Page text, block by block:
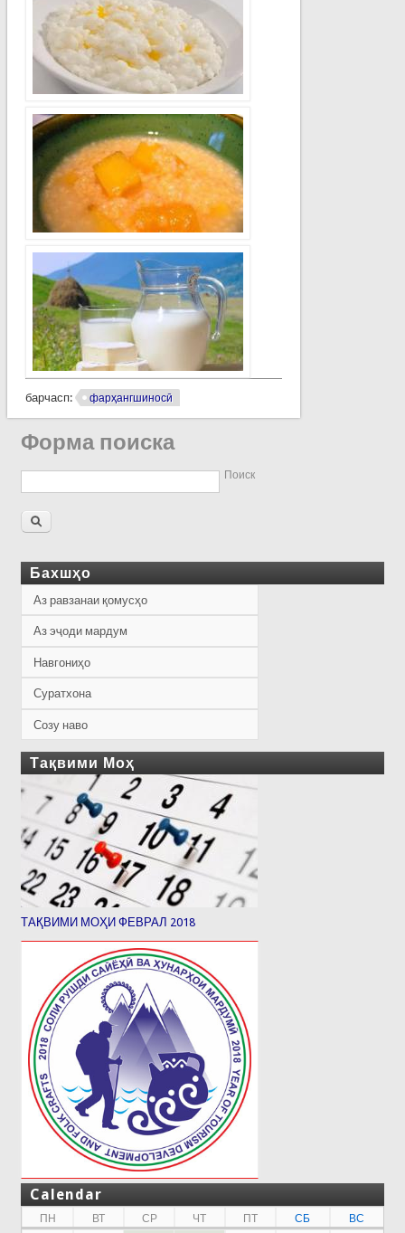
барчасп: фарҳангшиносӣ
Форма поиска
Поиск
Бахшҳо
Аз равзанаи қомусҳо
Аз эҷоди мардум
Навгониҳо
Суратхона
Созу наво
Тақвими Моҳ
ТАҚВИМИ МОҲИ ФЕВРАЛ 2018
Calendar
ПН ВТ СР ЧТ ПТ СБ
ВС